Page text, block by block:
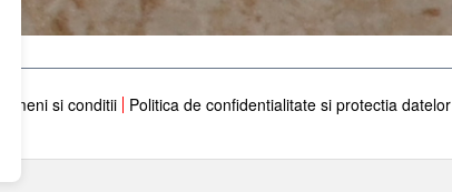
Termeni si conditii Politica de confidentialitate si protectia datelor